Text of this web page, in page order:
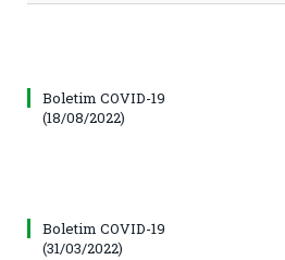
Boletim COVID-19
(18/08/2022)
Boletim COVID-19
(31/03/2022)